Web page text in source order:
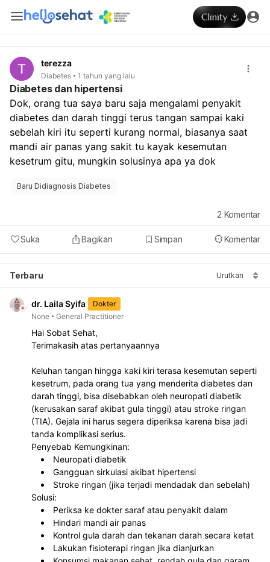
terezza
Diabetes 1 tahun yang lalu
Diabetes dan hipertensi
Dok, orang tua saya baru saja mengalami penyakit
diabetes dan darah tinggi terus tangan sampai kaki
sebelah kiri itu seperti kurang normal, biasanya saat
mandi air panas yang sakit tu kayak kesemutan
kesetrum gitu, mungkin solusinya apa ya dok
Baru Didiagnosis Diabetes
Suka Bagikan Simpan Komentar
2 Komentar
Terbaru Urutkan
dr. Laila Syifa
Dokter
None
General Practitioner
Hai Sobat Sehat,
Terimakasih atas pertanyaannya
Keluhan tangan hingga kaki kiri terasa kesemutan seperti
kesetrum, pada orang tua yang menderita diabetes dan
darah tinggi, bisa disebabkan oleh neuropati diabetik
(kerusakan saraf akibat gula tinggi) atau stroke ringan
(TIA). Gejala ini harus segera diperiksa karena bisa jadi
tanda komplikasi serius.
Penyebab Kemungkinan:
Neuropati diabetik
Gangguan sirkulasi akibat hipertensi
Stroke ringan (jika terjadi mendadak dan sebelah)
Solusi:
Periksa ke dokter saraf atau penyakit dalam
Hindari mandi air panas
Kontrol gula darah dan tekanan darah secara ketat
Lakukan fisioterapi ringan jika dianjurkan